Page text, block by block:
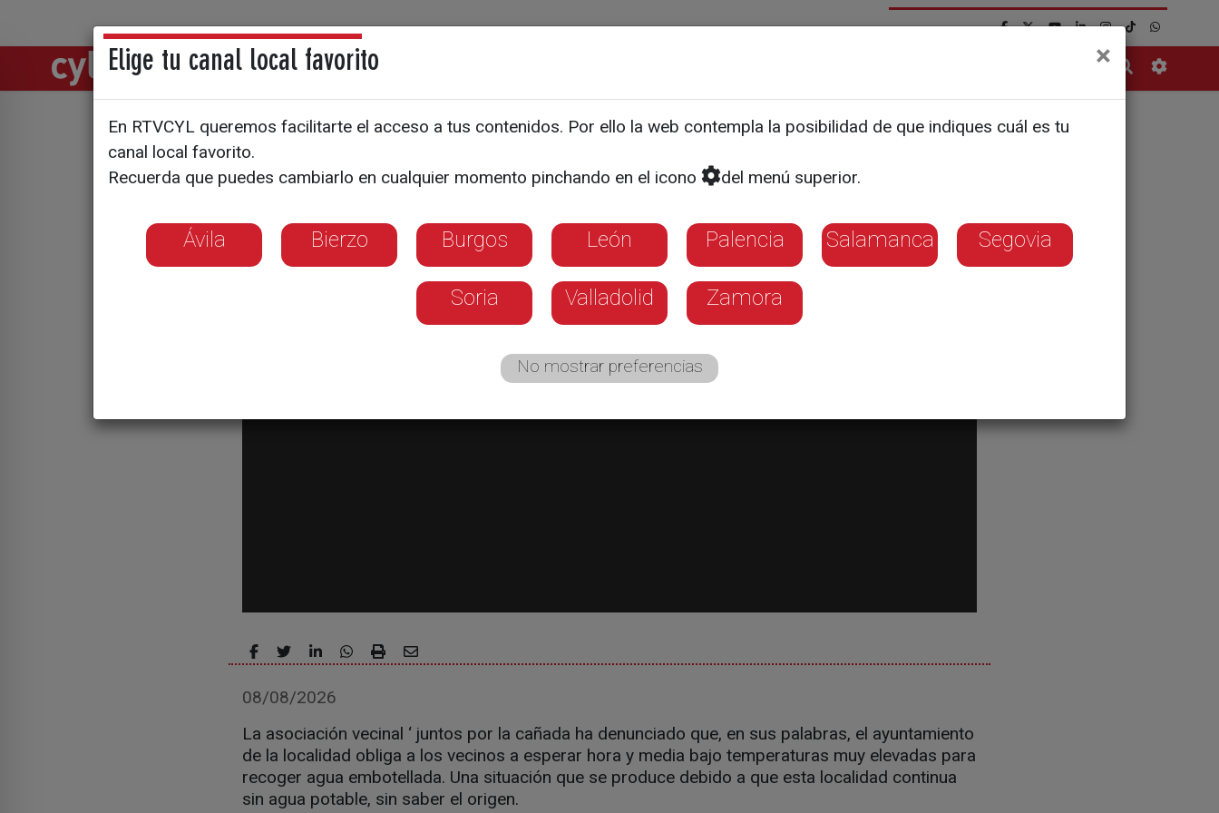
Directos Noticias
La Cañada continua sin agua potable
08/08/2026
La asociación vecinal ‘ juntos por la cañada ha denunciado que, en sus palabras, el ayuntamiento
de la localidad obliga a los vecinos a esperar hora y media bajo temperaturas muy elevadas para
recoger agua embotellada. Una situación que se produce debido a que esta localidad continua
sin agua potable, sin saber el origen.
Elige tu canal local favorito ×
En RTVCYL queremos facilitarte el acceso a tus contenidos. Por ello la web contempla la posibilidad de que indiques cuál es tu
canal local favorito.
Recuerda que puedes cambiarlo en cualquier momento pinchando en el icono
del menú superior.
Ávila Bierzo Burgos León Palencia Salamanca Segovia
Soria Valladolid Zamora
No mostrar preferencias